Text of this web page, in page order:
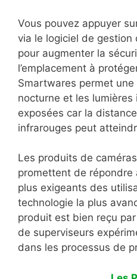
Vous pouvez appuyer
via le logiciel de gestion
pour augmenter la
l’emplacement à
Smartwares permet
nocturne et les
exposées car la
infrarouges peut
Les produits de
promettent de répondre
plus exigeants des
technologie la plus
produit est bien reçu
de superviseurs
dans les processus de